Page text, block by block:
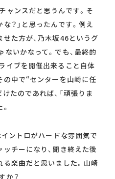
ャンスだと思うんです。そ
？」と思ったんです。例え
せた方が、乃木坂46というグ
いかなって。でも、最終的
イブを開催出来ること自体
の中で“センターを山崎に任
たのであれば、「頑張りま
イントロがハードな雰囲気で
チーになり、聞き終えた後
る楽曲だと思いました。山崎
か？